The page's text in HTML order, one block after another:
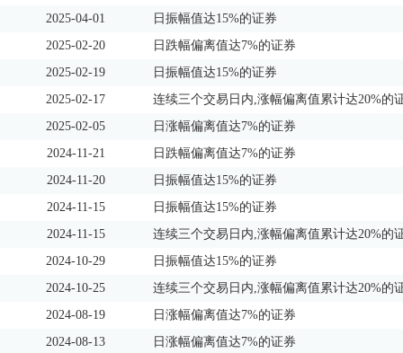
2025-04-01
日振幅值达15%的证券
2025-02-20
日跌幅偏离值达7%的证券
2025-02-19
日振幅值达15%的证券
2025-02-17
连续三个交易日内,涨幅偏离值累计达20%的
2025-02-05
日涨幅偏离值达7%的证券
2024-11-21
日跌幅偏离值达7%的证券
2024-11-20
日振幅值达15%的证券
2024-11-15
日振幅值达15%的证券
2024-11-15
连续三个交易日内,涨幅偏离值累计达20%的
2024-10-29
日振幅值达15%的证券
2024-10-25
连续三个交易日内,涨幅偏离值累计达20%的
2024-08-19
日涨幅偏离值达7%的证券
2024-08-13
日涨幅偏离值达7%的证券